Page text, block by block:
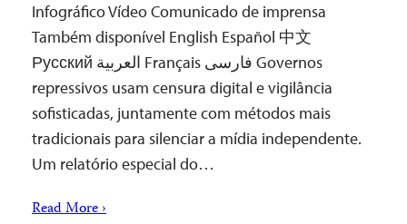
Infográfico Vídeo Comunicado de imprensa
Também disponível English Español 中文
Русский العربية Français فارسی Governos
repressivos usam censura digital e vigilância
sofisticadas, juntamente com métodos mais
tradicionais para silenciar a mídia independente.
Um relatório especial do…
Read More ›